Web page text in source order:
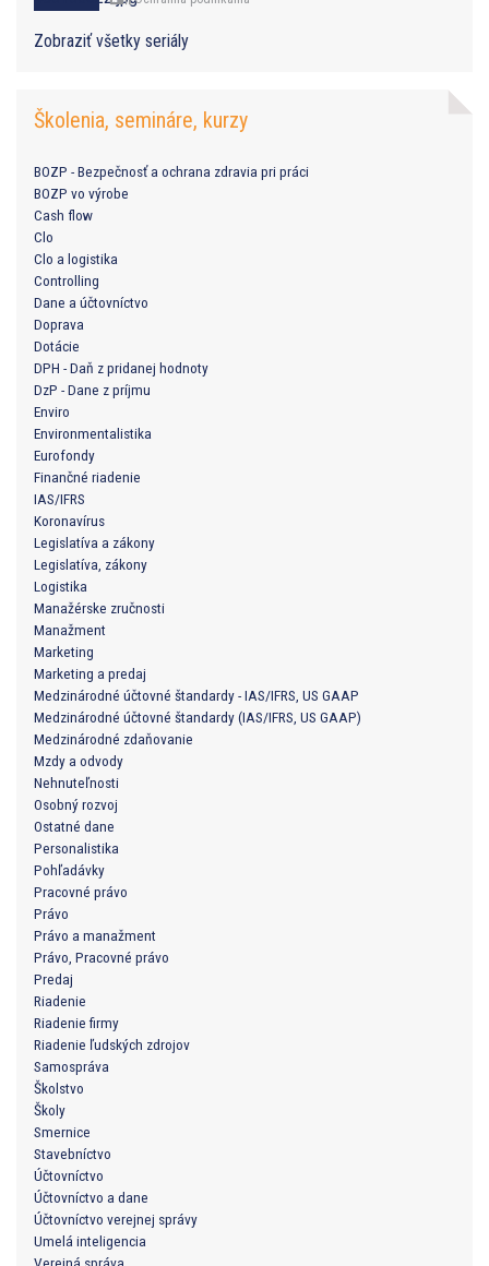
Zobraziť všetky seriály
Školenia, semináre, kurzy
BOZP - Bezpečnosť a ochrana zdravia pri práci
BOZP vo výrobe
Cash flow
Clo
Clo a logistika
Controlling
Dane a účtovníctvo
Doprava
Dotácie
DPH - Daň z pridanej hodnoty
DzP - Dane z príjmu
Enviro
Environmentalistika
Eurofondy
Finančné riadenie
IAS/IFRS
Koronavírus
Legislatíva a zákony
Legislatíva, zákony
Logistika
Manažérske zručnosti
Manažment
Marketing
Marketing a predaj
Medzinárodné účtovné štandardy - IAS/IFRS, US GAAP
Medzinárodné účtovné štandardy (IAS/IFRS, US GAAP)
Medzinárodné zdaňovanie
Mzdy a odvody
Nehnuteľnosti
Osobný rozvoj
Ostatné dane
Personalistika
Pohľadávky
Pracovné právo
Právo
Právo a manažment
Právo, Pracovné právo
Predaj
Riadenie
Riadenie firmy
Riadenie ľudských zdrojov
Samospráva
Školstvo
Školy
Smernice
Stavebníctvo
Účtovníctvo
Účtovníctvo a dane
Účtovníctvo verejnej správy
Umelá inteligencia